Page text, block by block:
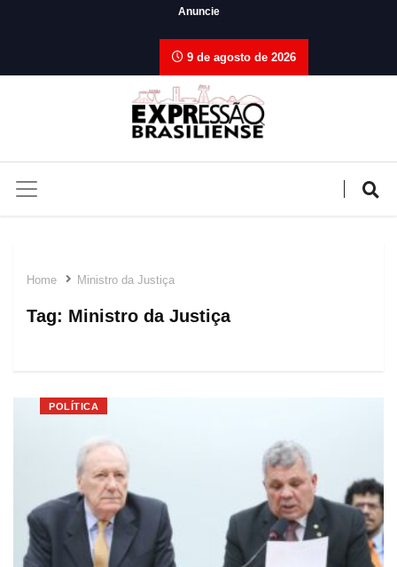
Anuncie
9 de agosto de 2026
Home Ministro da Justiça
Tag: Ministro da Justiça
POLÍTICA